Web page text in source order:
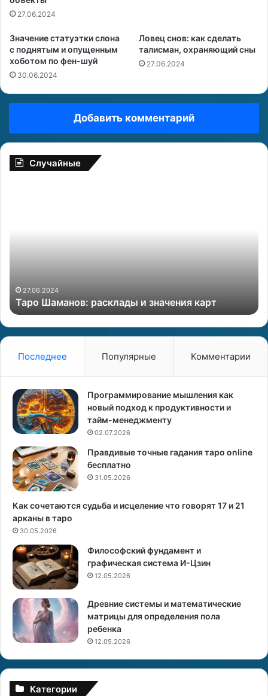
27.06.2024
Значение статуэтки слона
с поднятым и опущенным
хоботом по фен-шуй
30.06.2024
Ловец снов: как сделать
талисман, охраняющий сны
27.06.2024
Добавить комментарий
Случайные
в
:
р
к
л
ы
з
н
ч
е
н
я
а
т
27.06.2024
Таро Шаманов: расклады и значения карт
р
а
е
Последнее Популярные Комментарии
Программирование мышления как
новый подход к продуктивности и
тайм-менеджменту
02.07.2026
Правдивые точные гадания таро online
бесплатно
31.05.2026
Как сочетаются судьба и исцеление что говорят 17 и 21
арканы в таро
30.05.2026
Философский фундамент и
графическая система И-Цзин
12.05.2026
Древние системы и математические
матрицы для определения пола
ребенка
12.05.2026
Категории